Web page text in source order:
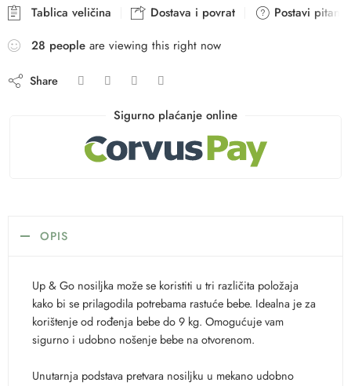
Tablica veličina Dostava i povrat
Postavi pitanje
28 people are viewing this right now
Share
Sigurno plaćanje online
OPIS
Up & Go nosiljka može se koristiti u tri različita položaja
kako bi se prilagodila potrebama rastuće bebe. Idealna je za
korištenje od rođenja bebe do 9 kg. Omogućuje vam
sigurno i udobno nošenje bebe na otvorenom.
Unutarnja podstava pretvara nosiljku u mekano udobno